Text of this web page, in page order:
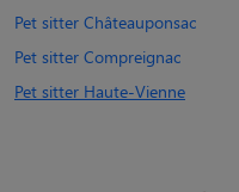
Pet sitter Châteauponsac
Pet sitter Compreignac
Pet sitter Haute-Vienne